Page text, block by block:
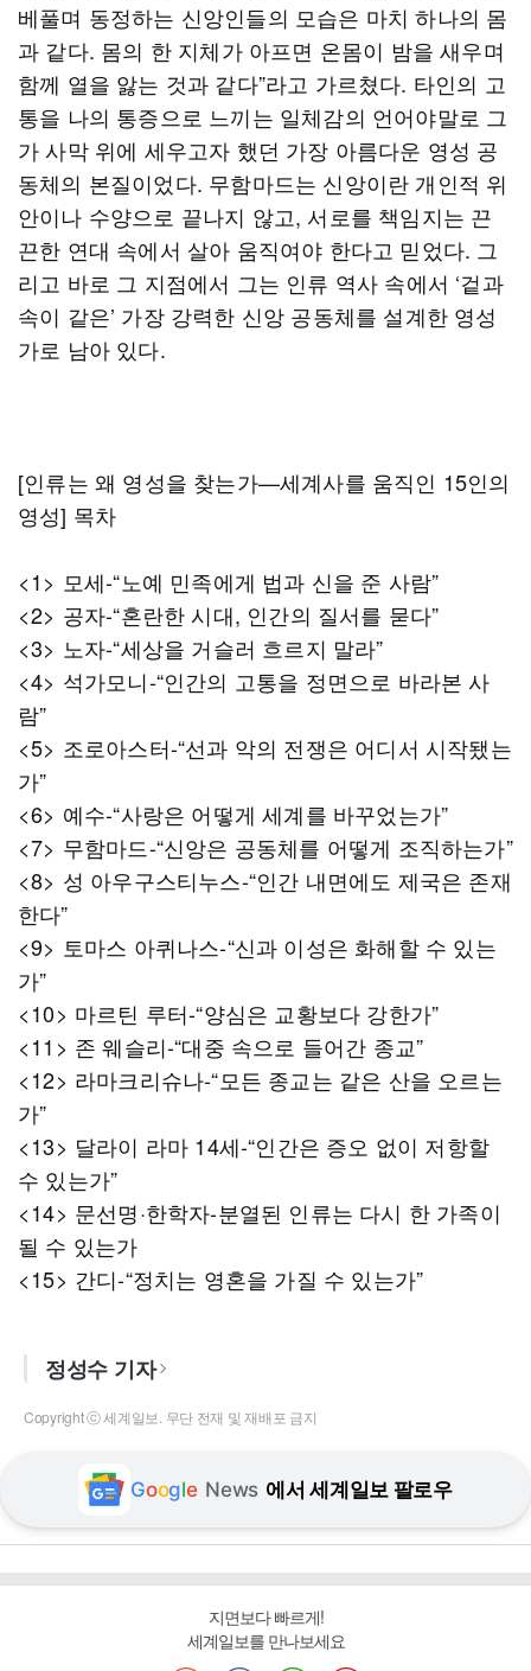
베풀며 동정하는 신앙인들의 모습은 마치 하나의 몸
과 같다. 몸의 한 지체가 아프면 온몸이 밤을 새우며
함께 열을 앓는 것과 같다”라고 가르쳤다. 타인의 고
통을 나의 통증으로 느끼는 일체감의 언어야말로 그
가 사막 위에 세우고자 했던 가장 아름다운 영성 공
동체의 본질이었다. 무함마드는 신앙이란 개인적 위
안이나 수양으로 끝나지 않고, 서로를 책임지는 끈
끈한 연대 속에서 살아 움직여야 한다고 믿었다. 그
리고 바로 그 지점에서 그는 인류 역사 속에서 ‘겉과
속이 같은’ 가장 강력한 신앙 공동체를 설계한 영성
가로 남아 있다.
[인류는 왜 영성을 찾는가—세계사를 움직인 15인의
영성] 목차
<1> 모세-“노예 민족에게 법과 신을 준 사람”
<2> 공자-“혼란한 시대, 인간의 질서를 묻다”
<3> 노자-“세상을 거슬러 흐르지 말라”
<4> 석가모니-“인간의 고통을 정면으로 바라본 사
람”
<5> 조로아스터-“선과 악의 전쟁은 어디서 시작됐는
가”
<6> 예수-“사랑은 어떻게 세계를 바꾸었는가”
<7> 무함마드-“신앙은 공동체를 어떻게 조직하는가”
<8> 성 아우구스티누스-“인간 내면에도 제국은 존재
한다”
<9> 토마스 아퀴나스-“신과 이성은 화해할 수 있는
가”
<10> 마르틴 루터-“양심은 교황보다 강한가”
<11> 존 웨슬리-“대중 속으로 들어간 종교”
<12> 라마크리슈나-“모든 종교는 같은 산을 오르는
가”
<13> 달라이 라마 14세-“인간은 증오 없이 저항할
수 있는가”
<14> 문선명·한학자-분열된 인류는 다시 한 가족이
될 수 있는가
<15> 간디-“정치는 영혼을 가질 수 있는가”
정성수 기자
Copyright ⓒ 세계일보. 무단 전재 및 재배포 금지
Google News 에서 세계일보 팔로우
지면보다 빠르게!
세계일보를 만나보세요